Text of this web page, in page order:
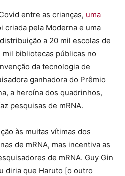
entre as crianças, uma
criada pela Moderna e uma
a 20 mil escolas de
bibliotecas públicas no
da tecnologia de
ganhadora do Prêmio
a heroína dos quadrinhos,
pesquisas de mRNA.
às muitas vítimas dos
de mRNA, mas incentiva as
de mRNA. Guy Gin
diria que Haruto [o outro